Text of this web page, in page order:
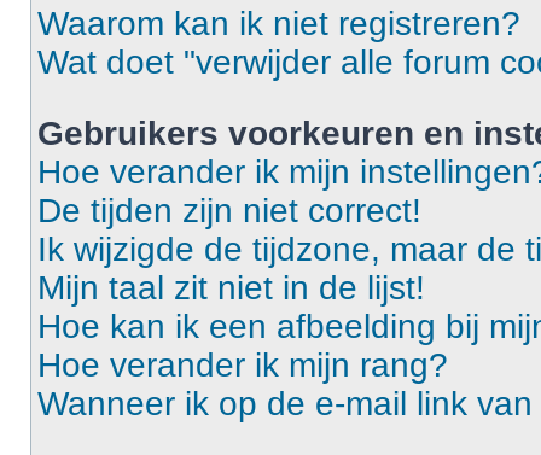
Waarom kan ik niet registreren?
Wat doet "verwijder alle forum
Gebruikers voorkeuren en
Hoe verander ik mijn
De tijden zijn niet correct!
Ik wijzigde de tijdzone, maar de
Mijn taal zit niet in de lijst!
Hoe kan ik een afbeelding bij
Hoe verander ik mijn rang?
Wanneer ik op de e-mail link